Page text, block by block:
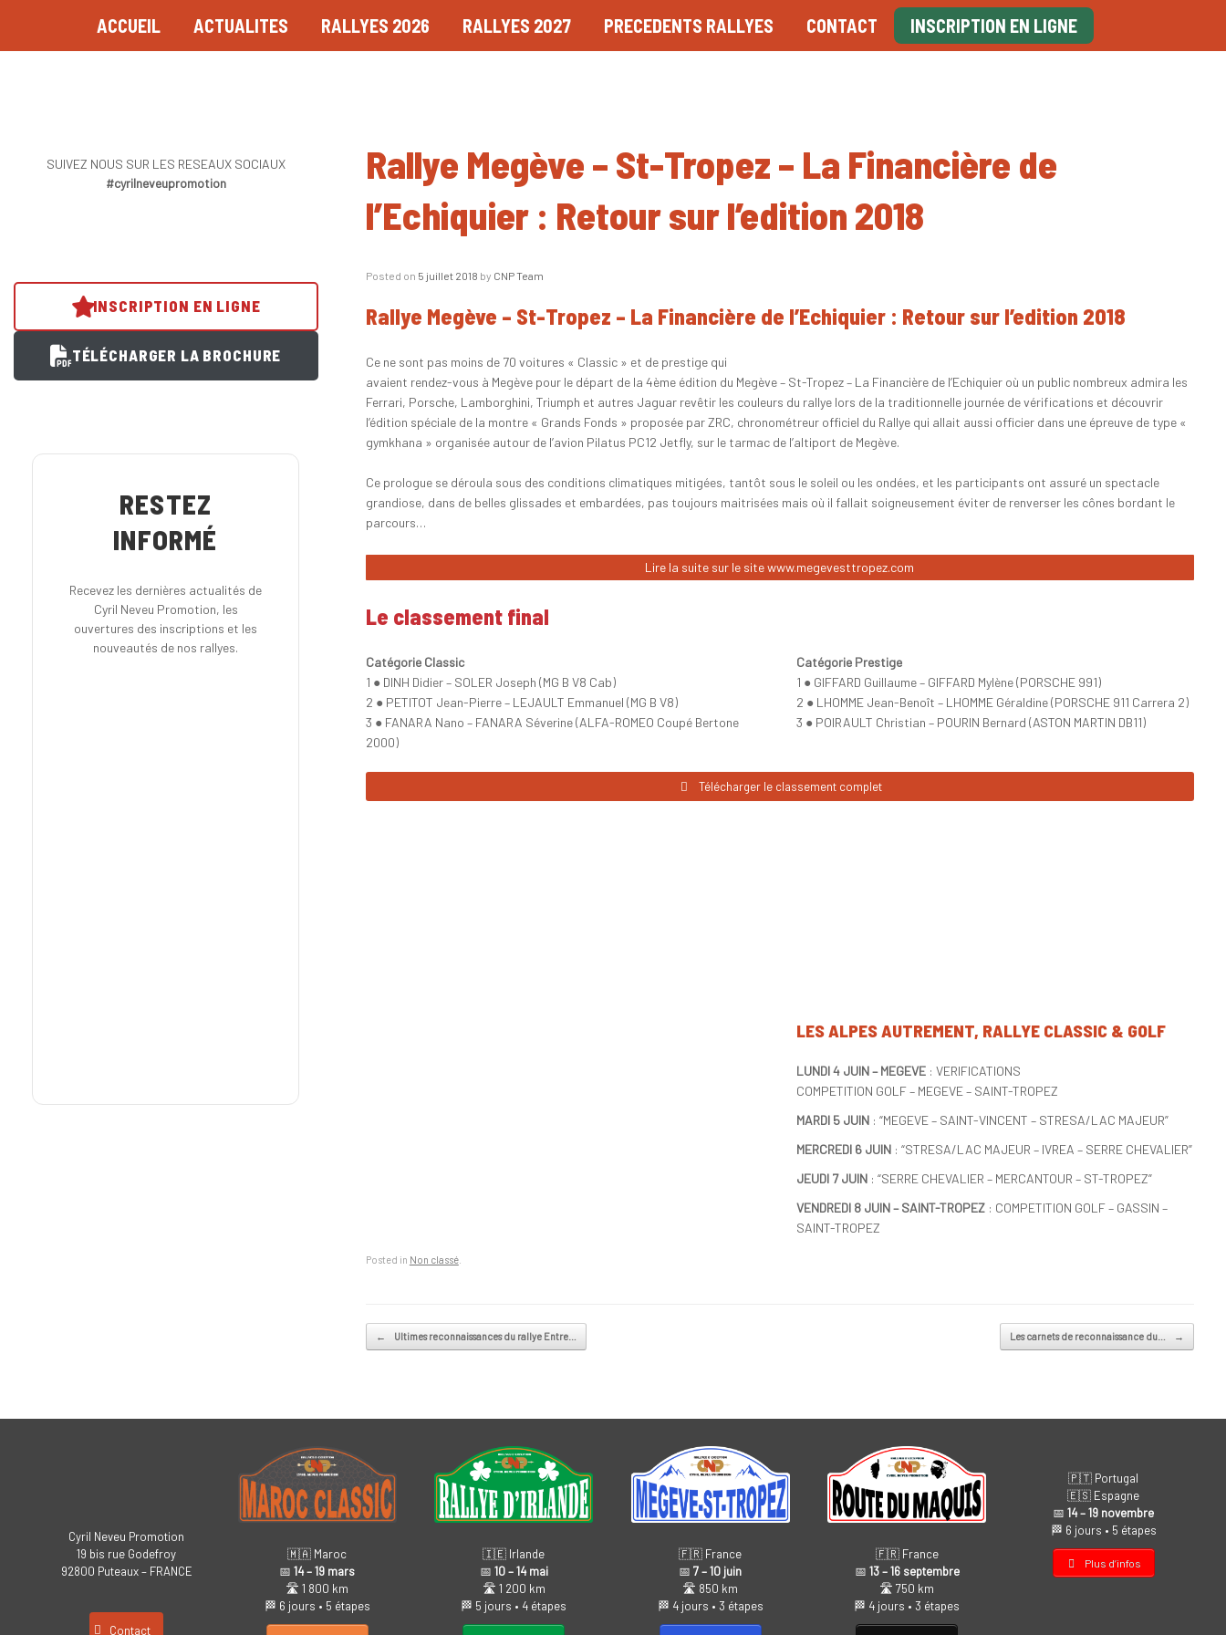
ACCUEIL ACTUALITES RALLYES 2026 RALLYES 2027 PRECEDENTS RALLYES CONTACT INSCRIPTION EN LIGNE
Rallye Megève – St-Tropez – La Financière de
l’Echiquier : Retour sur l’edition 2018
Posted on 5 juillet 2018 by CNP Team
Rallye Megève – St-Tropez – La Financière de l’Echiquier : Retour sur l’edition 2018
Ce ne sont pas moins de 70 voitures « Classic » et de prestige qui
avaient rendez-vous à Megève pour le départ de la 4ème édition du Megève – St-Tropez – La Financière de l’Echiquier où un public nombreux admira les
Ferrari, Porsche, Lamborghini, Triumph et autres Jaguar revêtir les couleurs du rallye lors de la traditionnelle journée de vérifications et découvrir
l’édition spéciale de la montre « Grands Fonds » proposée par ZRC, chronométreur officiel du Rallye qui allait aussi officier dans une épreuve de type «
gymkhana » organisée autour de l’avion Pilatus PC12 Jetfly, sur le tarmac de l’altiport de Megève.
Ce prologue se déroula sous des conditions climatiques mitigées, tantôt sous le soleil ou les ondées, et les participants ont assuré un spectacle
grandiose, dans de belles glissades et embardées, pas toujours maitrisées mais où il fallait soigneusement éviter de renverser les cônes bordant le
parcours…
Lire la suite sur le site www.megevesttropez.com
Le classement final
Catégorie Classic
1 ● DINH Didier – SOLER Joseph (MG B V8 Cab)
2 ● PETITOT Jean-Pierre – LEJAULT Emmanuel (MG B V8)
3 ● FANARA Nano – FANARA Séverine (ALFA-ROMEO Coupé Bertone
2000)
Catégorie Prestige
1 ● GIFFARD Guillaume – GIFFARD Mylène (PORSCHE 991)
2 ● LHOMME Jean-Benoît – LHOMME Géraldine (PORSCHE 911 Carrera 2)
3 ● POIRAULT Christian – POURIN Bernard (ASTON MARTIN DB11)
Télécharger le classement complet
LES ALPES AUTREMENT, RALLYE CLASSIC & GOLF
LUNDI 4 JUIN – MEGEVE : VERIFICATIONS
COMPETITION GOLF – MEGEVE – SAINT-TROPEZ
MARDI 5 JUIN : “MEGEVE – SAINT-VINCENT – STRESA/LAC MAJEUR”
MERCREDI 6 JUIN : “STRESA/LAC MAJEUR – IVREA – SERRE CHEVALIER”
JEUDI 7 JUIN : “SERRE CHEVALIER – MERCANTOUR – ST-TROPEZ”
VENDREDI 8 JUIN – SAINT-TROPEZ : COMPETITION GOLF – GASSIN –
SAINT-TROPEZ
Posted in Non classé.
← Ultimes reconnaissances du rallye Entre… Les carnets de reconnaissance du… →
SUIVEZ NOUS SUR LES RESEAUX SOCIAUX
#cyrilneveupromotion
INSCRIPTION EN LIGNE
TÉLÉCHARGER LA BROCHURE
RESTEZ
INFORMÉ
Recevez les dernières actualités de
Cyril Neveu Promotion, les
ouvertures des inscriptions et les
nouveautés de nos rallyes.
Cyril Neveu Promotion
19 bis rue Godefroy
92800 Puteaux – FRANCE
Contact
🇲🇦 Maroc
📅14 – 19 mars
🛣️ 1 800 km
🏁 6 jours • 5 étapes
🇮🇪 Irlande
📅 10 – 14 mai
🛣️ 1 200 km
🏁 5 jours • 4 étapes
🇫🇷 France
📅7 – 10 juin
🛣️ 850 km
🏁 4 jours • 3 étapes
🇫🇷 France
📅 13 – 16 septembre
🛣️ 750 km
🏁 4 jours • 3 étapes
🇵🇹 Portugal
🇪🇸 Espagne
📅14 – 19 novembre
🏁 6 jours • 5 étapes
Plus d’infos